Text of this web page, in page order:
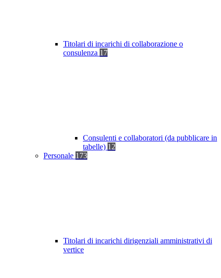
Titolari di incarichi di collaborazione o
consulenza 17
Consulenti e collaboratori (da pubblicare in
tabelle) 12
Personale 173
Titolari di incarichi dirigenziali amministrativi di
vertice